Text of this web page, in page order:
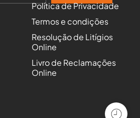
Política de Privacidade
Termos e condições
Resolução de Litígios
Online
Livro de Reclamações
Online